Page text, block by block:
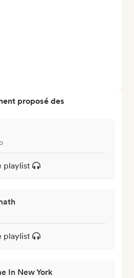
proposé des
playlist
playlist
In New York